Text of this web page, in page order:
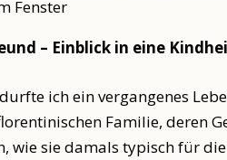
– Einblick in eine
ich ein vergangenes
Familie, deren
wie sie damals typisch für